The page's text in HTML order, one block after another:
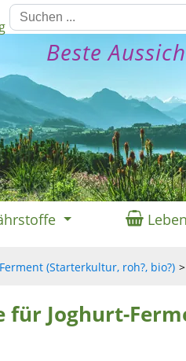
Beste
(Starterkultur, roh?, bio?)
für Joghurt-